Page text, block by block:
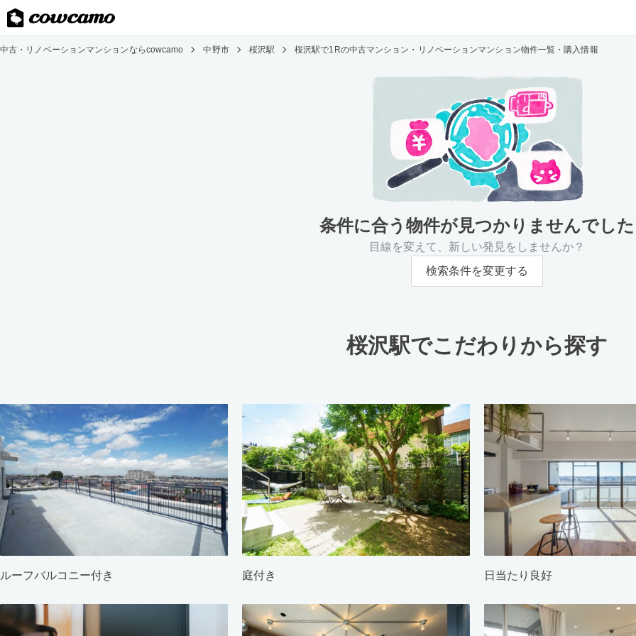
中古・リノベーションマンションならcowcamo 中野市 桜沢駅 桜沢駅で1Rの中古マンション・リノベーションマンション物件一覧・購入情報
条件に合う物件が見つかりませんでした
目線を変えて、新しい発見をしませんか？
検索条件を変更する
桜沢駅でこだわりから探す
ルーフバルコニー付き 庭付き 日当たり良好